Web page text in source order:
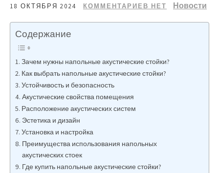
18 ОКТЯБРЯ 2024 КОММЕНТАРИЕВ НЕТ Новости
Содержание
Зачем нужны напольные акустические стойки?
Как выбрать напольные акустические стойки?
Устойчивость и безопасность
Акустические свойства помещения
Расположение акустических систем
Эстетика и дизайн
Установка и настройка
Преимущества использования напольных
акустических стоек
Где купить напольные акустические стойки?